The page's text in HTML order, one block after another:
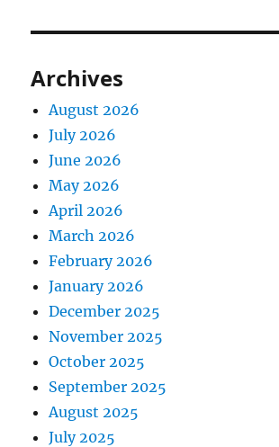
Archives
August 2026
July 2026
June 2026
May 2026
April 2026
March 2026
February 2026
January 2026
December 2025
November 2025
October 2025
September 2025
August 2025
July 2025